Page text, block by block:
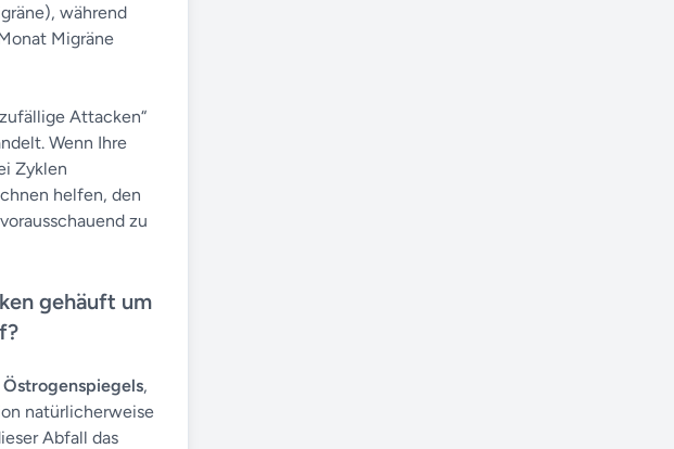
während
Migräne
Attacken“
Wenn Ihre
Zyklen
helfen, den
zu
gehäuft um
,
natürlicherweise
Abfall das